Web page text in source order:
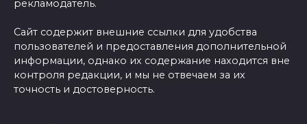
рекламодатель.
Сайт содержит внешние ссылки для удобства
пользователей и предоставления дополнительной
информации, однако их содержание находится вне
контроля редакции, и мы не отвечаем за их
точность и достоверность.